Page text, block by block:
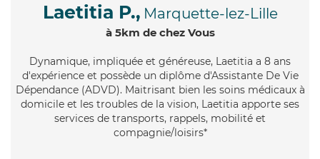
Laetitia P., Marquette-lez-Lille
à 5km de chez Vous
Dynamique, impliquée et généreuse, Laetitia a 8 ans
d'expérience et possède un diplôme d'Assistante De Vie
Dépendance (ADVD). Maitrisant bien les soins médicaux à
domicile et les troubles de la vision, Laetitia apporte ses
services de transports, rappels, mobilité et
compagnie/loisirs*